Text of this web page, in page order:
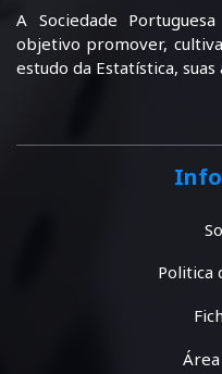
A Sociedade
objetivo promover,
estudo da Estatística,
Politica